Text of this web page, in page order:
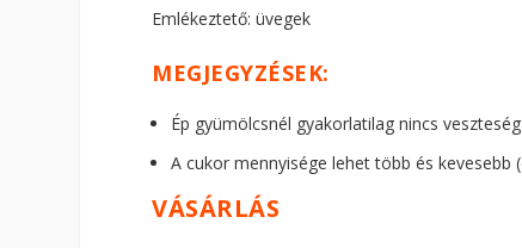
Emlékeztető: üvegek
MEGJEGYZÉSEK:
Ép gyümölcsnél gyakorlatilag nincs veszteség
A cukor mennyisége lehet több és kevesebb
VÁSÁRLÁS